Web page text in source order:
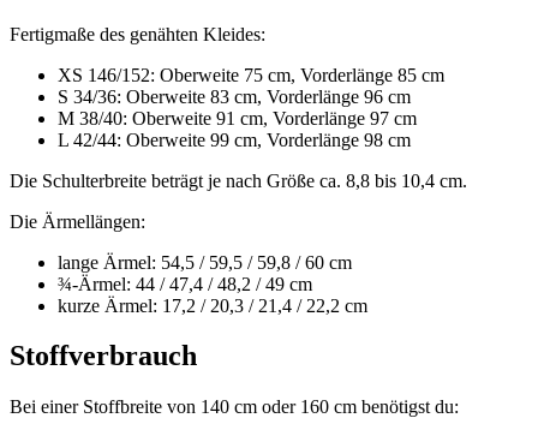
Fertigmaße des genähten Kleides:
XS 146/152: Oberweite 75 cm, Vorderlänge 85 cm
S 34/36: Oberweite 83 cm, Vorderlänge 96 cm
M 38/40: Oberweite 91 cm, Vorderlänge 97 cm
L 42/44: Oberweite 99 cm, Vorderlänge 98 cm
Die Schulterbreite beträgt je nach Größe ca. 8,8 bis 10,4 cm.
Die Ärmellängen:
lange Ärmel: 54,5 / 59,5 / 59,8 / 60 cm
¾-Ärmel: 44 / 47,4 / 48,2 / 49 cm
kurze Ärmel: 17,2 / 20,3 / 21,4 / 22,2 cm
Stoffverbrauch
Bei einer Stoffbreite von 140 cm oder 160 cm benötigst du: